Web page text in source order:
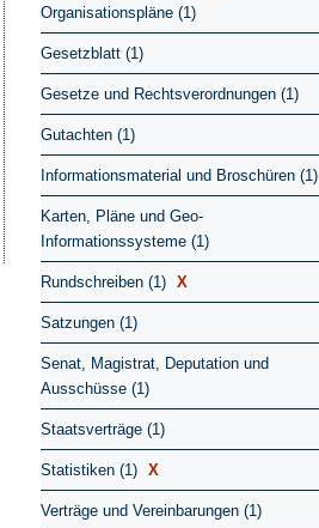
Organisationspläne (1)
Gesetzblatt (1)
Gesetze und Rechtsverordnungen (1)
Gutachten (1)
Informationsmaterial und Broschüren (1)
Karten, Pläne und Geo-
Informationssysteme (1)
Rundschreiben (1) X
Satzungen (1)
Senat, Magistrat, Deputation und
Ausschüsse (1)
Staatsverträge (1)
Statistiken (1) X
Verträge und Vereinbarungen (1)